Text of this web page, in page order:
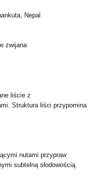
Nepal
zwijana
liście z
Struktura liści przypomina
nutami przypraw
subtelną słodowością.